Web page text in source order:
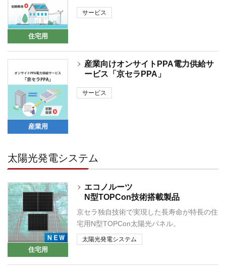
住宅用
サービス
産業用
産業向けオンサイトPPA電力供給サ
ービス「京セラPPA」
サービス
太陽光発電システム
住宅用
エコノルーツ
N型TOPCon技術搭載製品
京セラ独自技術で実現した長寿命が特長の住
宅用N型TOPCon太陽光パネル。
太陽光発電システム